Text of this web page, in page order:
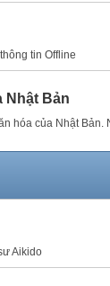
tin Offline
Nhật Bản
hóa của Nhật Bản.
Aikido